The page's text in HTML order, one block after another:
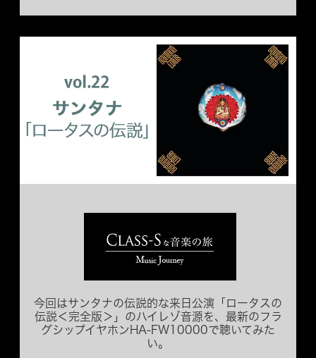
今回はサンタナの伝説的な来日公演「ロータスの
伝説＜完全版＞」のハイレゾ音源を、最新のフラ
グシップイヤホンHA-FW10000で聴いてみた
い。